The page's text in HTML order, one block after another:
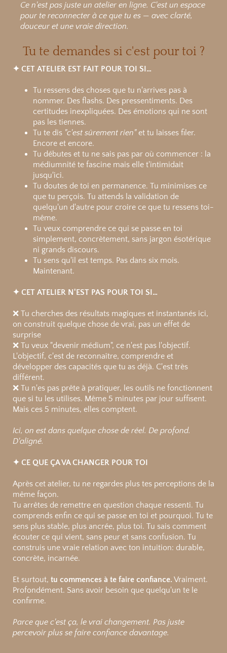
Ce n'est pas juste un atelier en ligne. C'est un espace
pour te reconnecter à ce que tu es — avec clarté,
douceur et une vraie direction.
Tu te demandes si c'est pour toi ?
✦ CET ATELIER EST FAIT POUR TOI SI…
Tu ressens des choses que tu n'arrives pas à
nommer. Des flashs. Des pressentiments. Des
certitudes inexpliquées. Des émotions qui ne sont
pas les tiennes.
Tu te dis "c'est sûrement rien"et tu laisses filer.
Encore et encore.
Tu débutes et tu ne sais pas par où commencer : la
médiumnité te fascine mais elle t'intimidait
jusqu'ici.
Tu doutes de toi en permanence. Tu minimises ce
que tu perçois. Tu attends la validation de
quelqu'un d'autre pour croire ce que tu ressens toi-
même.
Tu veux comprendre ce qui se passe en toi
simplement, concrètement, sans jargon ésotérique
ni grands discours.
Tu sens qu'il est temps. Pas dans six mois.
Maintenant.
✦ CET ATELIER N'EST PAS POUR TOI SI…
❌ Tu cherches des résultats magiques et instantanés ici,
on construit quelque chose de vrai, pas un effet de
surprise
❌ Tu veux "devenir médium", ce n'est pas l'objectif.
L'objectif, c'est de reconnaître, comprendre et
développer des capacités que tu as déjà. C'est très
différent.
❌ Tu n'es pas prête à pratiquer, les outils ne fonctionnent
que si tu les utilises. Même 5 minutes par jour suffisent.
Mais ces 5 minutes, elles comptent.
Ici, on est dans quelque chose de réel. De profond.
D'aligné.
✦ CE QUE ÇA VA CHANGER POUR TOI
Après cet atelier, tu ne regardes plus tes perceptions de la
même façon.
Tu arrêtes de remettre en question chaque ressenti. Tu
comprends enfin ce qui se passe en toi et pourquoi. Tu te
sens plus stable, plus ancrée, plus toi. Tu sais comment
écouter ce qui vient, sans peur et sans confusion. Tu
construis une vraie relation avec ton intuition: durable,
concrète, incarnée.
Et surtout, tu commences à te faire confiance. Vraiment.
Profondément. Sans avoir besoin que quelqu'un te le
confirme.
Parce que c'est ça, le vrai changement. Pas juste
percevoir plus se faire confiance davantage.